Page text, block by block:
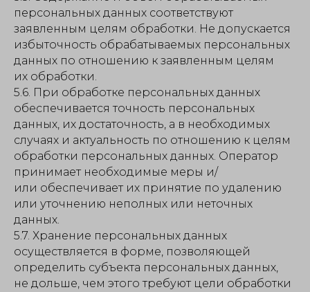
персональных данных соответствуют
заявленным целям обработки. Не допускается
избыточность обрабатываемых персональных
данных по отношению к заявленным целям
их обработки.
5.6. При обработке персональных данных
обеспечивается точность персональных
данных, их достаточность, а в необходимых
случаях и актуальность по отношению к целям
обработки персональных данных. Оператор
принимает необходимые меры и/
или обеспечивает их принятие по удалению
или уточнению неполных или неточных
данных.
5.7. Хранение персональных данных
осуществляется в форме, позволяющей
определить субъекта персональных данных,
не дольше, чем этого требуют цели обработки